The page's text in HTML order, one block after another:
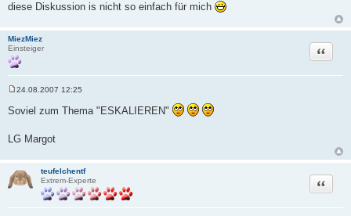
diese Diskussion is nicht so einfach für mich
MiezMiez
Einsteiger
Zitat
i
r
a
24.08.2007 12:25
Soviel zum Thema "ESKALIEREN"
LG Margot
teufelchentf
Extrem-Experte
Zitat